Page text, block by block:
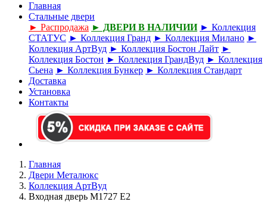
Главная
Стальные двери
► Распродажа ► ДВЕРИ В НАЛИЧИИ ► Коллекция
СТАТУС ► Коллекция Гранд ► Коллекция Милано ►
Коллекция АртВуд ► Коллекция Бостон Лайт ►
Коллекция Бостон ► Коллекция ГрандВуд ► Коллекция
Сьена ► Коллекция Бункер ► Коллекция Стандарт
Доставка
Установка
Контакты
Главная
Двери Металюкс
Коллекция АртВуд
Входная дверь М1727 Е2